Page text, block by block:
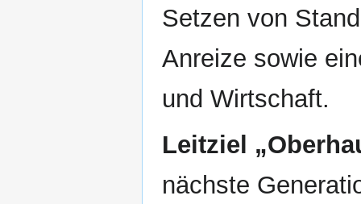
Setzen von
Anreize sowie
und Wirtschaft.
Leitziel
nächste